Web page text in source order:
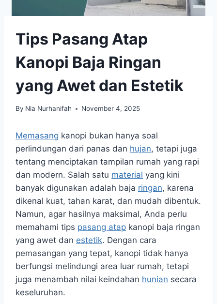
Tips Pasang Atap
Kanopi Baja Ringan
yang Awet dan Estetik
By Nia Nurhanifah November 4, 2025
Memasang kanopi bukan hanya soal
perlindungan dari panas dan hujan, tetapi juga
tentang menciptakan tampilan rumah yang rapi
dan modern. Salah satu material yang kini
banyak digunakan adalah baja ringan, karena
dikenal kuat, tahan karat, dan mudah dibentuk.
Namun, agar hasilnya maksimal, Anda perlu
memahami tips pasang atap kanopi baja ringan
yang awet dan estetik. Dengan cara
pemasangan yang tepat, kanopi tidak hanya
berfungsi melindungi area luar rumah, tetapi
juga menambah nilai keindahan hunian secara
keseluruhan.